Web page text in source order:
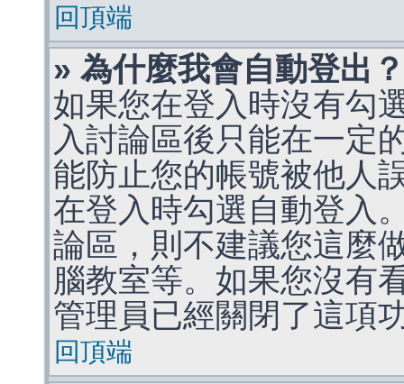
回頂端
» 為什麼我會自動登出？
如果您在登入時沒有勾
入討論區後只能在一定
能防止您的帳號被他人
在登入時勾選自動登入
論區，則不建議您這麼
腦教室等。如果您沒有
管理員已經關閉了這項
回頂端